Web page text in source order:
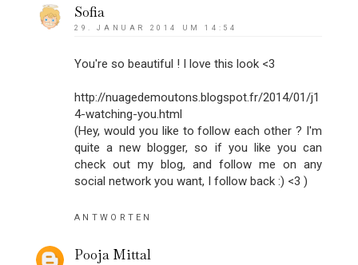
Sofia
29. JANUAR 2014 UM 14:54
You're so beautiful ! I love this look <3
http://nuagedemoutons.blogspot.fr/2014/01/j1
4-watching-you.html
(Hey, would you like to follow each other ? I'm
quite a new blogger, so if you like you can
check out my blog, and follow me on any
social network you want, I follow back :) <3 )
ANTWORTEN
Pooja Mittal